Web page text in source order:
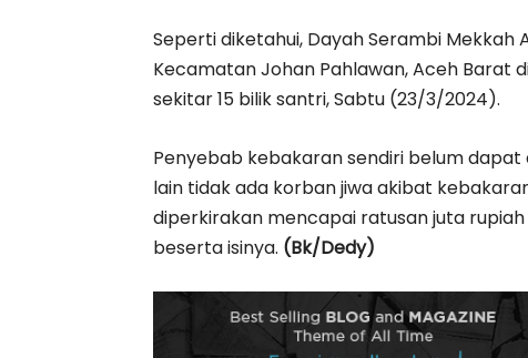
Seperti diketahui, Dayah Serambi Mekkah
Kecamatan Johan Pahlawan, Aceh Barat
sekitar 15 bilik santri, Sabtu (23/3/2024).
Penyebab kebakaran sendiri belum dapat
lain tidak ada korban jiwa akibat
diperkirakan mencapai ratusan juta
beserta isinya. (Bk/Dedy)